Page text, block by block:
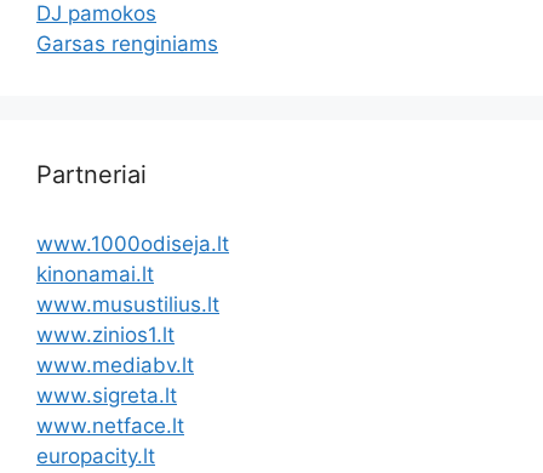
DJ pamokos
Garsas renginiams
Partneriai
www.1000odiseja.lt
kinonamai.lt
www.musustilius.lt
www.zinios1.lt
www.mediabv.lt
www.sigreta.lt
www.netface.lt
europacity.lt